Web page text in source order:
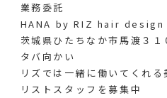
業務委託
HANA by RIZ hair design
茨城県ひたちなか市馬渡３
タバ向かい
リズでは一緒に働いてくれ
リストスタッフを募集中